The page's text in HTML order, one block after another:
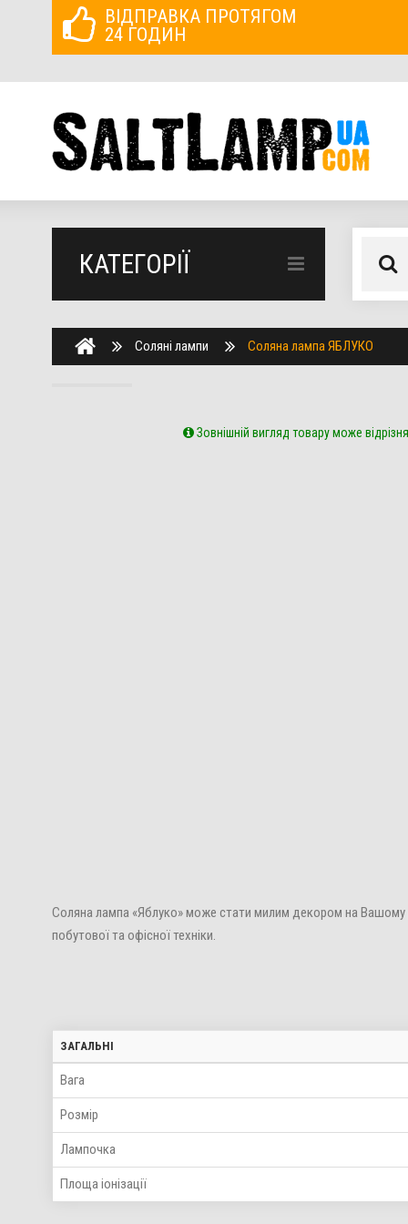
ВІДПРАВКА ПРОТЯГОМ
24 ГОДИН
КАТЕГОРІЇ
Соляні лампи Соляна лампа ЯБЛУКО
Зовнішній вигляд товару може
Соляна лампа «Яблуко» може стати милим декором на Вашому
побутової та офісної техніки.
ЗАГАЛЬНІ
Вага
Розмір
Лампочка
Площа іонізації